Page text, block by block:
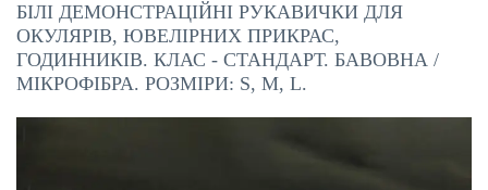
БІЛІ ДЕМОНСТРАЦІЙНІ РУКАВИЧКИ ДЛЯ
ОКУЛЯРІВ, ЮВЕЛІРНИХ ПРИКРАС,
ГОДИННИКІВ. КЛАС - СТАНДАРТ. БАВОВНА /
МІКРОФІБРА. РОЗМІРИ: S, M, L.